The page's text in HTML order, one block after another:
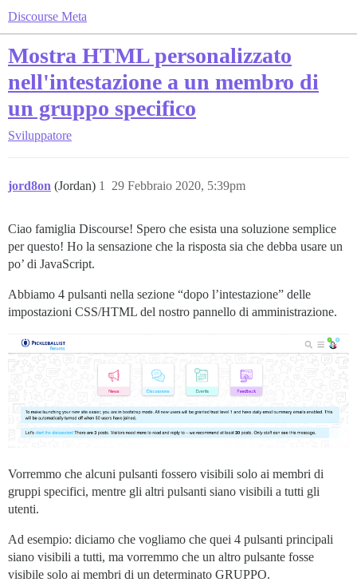
Discourse Meta
Mostra HTML personalizzato
nell'intestazione a un membro di
un gruppo specifico
Sviluppatore
jord8on (Jordan) 29 Febbraio 2020, 5:39pm
1
Ciao famiglia Discourse! Spero che esista una soluzione semplice
per questo! Ho la sensazione che la risposta sia che debba usare un
po’ di JavaScript.
Abbiamo 4 pulsanti nella sezione “dopo l’intestazione” delle
impostazioni CSS/HTML del nostro pannello di amministrazione.
Vorremmo che alcuni pulsanti fossero visibili solo ai membri di
gruppi specifici, mentre gli altri pulsanti siano visibili a tutti gli
utenti.
Ad esempio: diciamo che vogliamo che quei 4 pulsanti principali
siano visibili a tutti, ma vorremmo che un altro pulsante fosse
visibile solo ai membri di un determinato GRUPPO.